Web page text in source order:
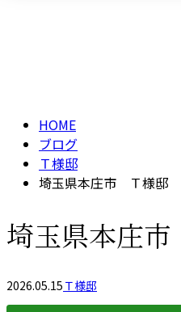
HOME
ブログ
Ｔ様邸
埼玉県本庄市 Ｔ様邸
埼玉県本庄
2026.05.15 Ｔ様邸